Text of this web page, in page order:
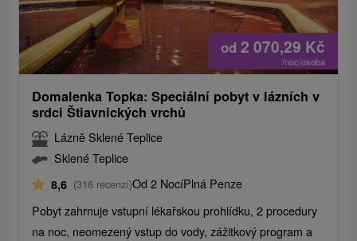
od 2 070,29 Kč
/noc/osoba
Domalenka Topka: Speciální pobyt v lázních v
srdci Štiavnických vrchů
Lázně Sklené Teplice
Sklené Teplice
8,6 (316 recenzí)Od 2 NocíPlná Penze
Pobyt zahrnuje vstupní lékařskou prohlídku, 2 procedury
na noc, neomezený vstup do vody, zážitkový program a